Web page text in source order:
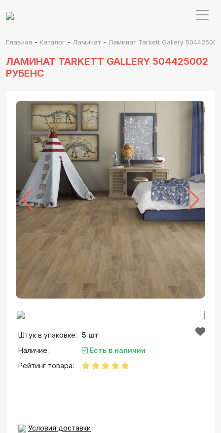
Главная - Каталог - Ламинат - Ламинат Tarkett Gallery
ЛАМИНАТ TARKETT GALLERY 504425002
РУБЕНС
Штук в упаковке:
5 шт
Наличие:
Есть в наличии
Рейтинг товара:
Условия доставки